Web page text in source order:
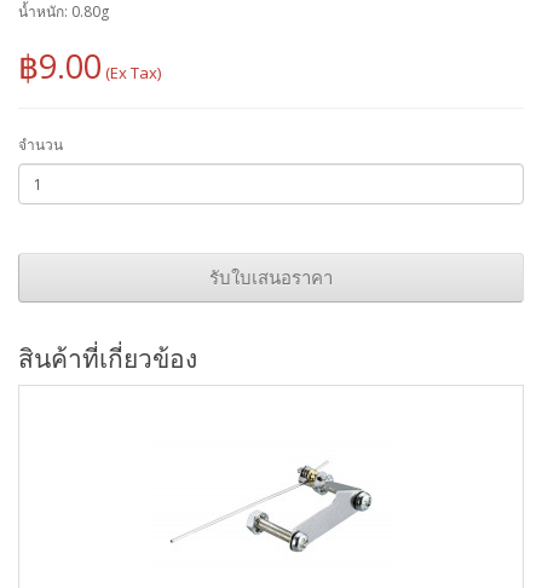
น้ำหนัก: 0.80g
฿9.00
จำนวน
รับใบเสนอราคา
สินค้าที่เกี่ยวข้อง